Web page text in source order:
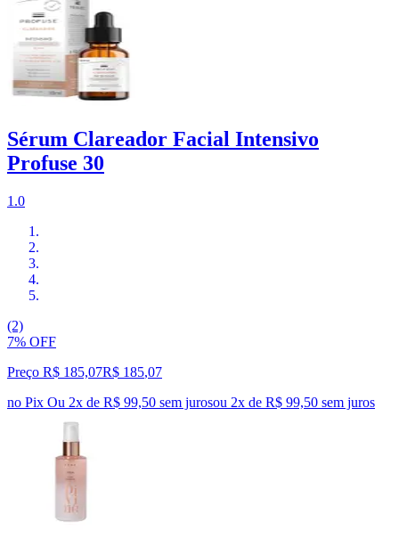
Sérum Clareador Facial Intensivo
Profuse 30
1.0
(2)
7% OFF
Preço R$ 185,07R$ 185,07
no Pix Ou 2x de R$ 99,50 sem jurosou 2x de R$ 99,50 sem juros